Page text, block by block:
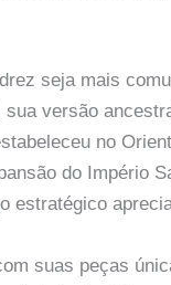
seja mais
sua versão
no
do Império
estratégico
suas peças